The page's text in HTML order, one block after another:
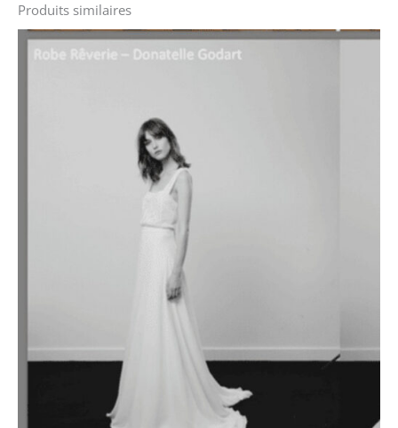
Produits similaires
Le
prix
Le
prix